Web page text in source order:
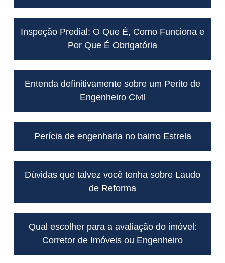
Inspeção Predial: O Que É, Como Funciona e
Por Que É Obrigatória
Entenda definitivamente sobre um Perito de
Engenheiro Civil
Perícia de engenharia no bairro Estrela
Dúvidas que talvez você tenha sobre Laudo
de Reforma
Qual escolher para a avaliação do imóvel:
Corretor de Imóveis ou Engenheiro